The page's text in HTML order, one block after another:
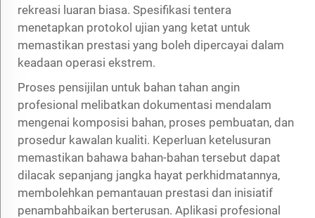
rekreasi luaran biasa. Spesifikasi tentera
menetapkan protokol ujian yang ketat untuk
memastikan prestasi yang boleh dipercayai dalam
keadaan operasi ekstrem.
Proses pensijilan untuk bahan tahan angin
profesional melibatkan dokumentasi mendalam
mengenai komposisi bahan, proses pembuatan, dan
prosedur kawalan kualiti. Keperluan ketelusuran
memastikan bahawa bahan-bahan tersebut dapat
dilacak sepanjang jangka hayat perkhidmatannya,
membolehkan pemantauan prestasi dan inisiatif
penambahbaikan berterusan. Aplikasi profesional